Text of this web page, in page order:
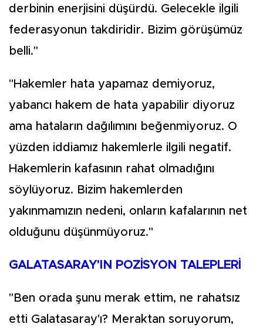
derbinin enerjisini düşürdü. Gelecekle ilgili
federasyonun takdiridir. Bizim görüşümüz
belli."
"Hakemler hata yapamaz demiyoruz,
yabancı hakem de hata yapabilir diyoruz
ama hataların dağılımını beğenmiyoruz. O
yüzden iddiamız hakemlerle ilgili negatif.
Hakemlerin kafasının rahat olmadığını
söylüyoruz. Bizim hakemlerden
yakınmamızın nedeni, onların kafalarının net
olduğunu düşünmüyoruz."
GALATASARAY'IN POZİSYON TALEPLERİ
"Ben orada şunu merak ettim, ne rahatsız
etti Galatasaray'ı? Meraktan soruyorum,